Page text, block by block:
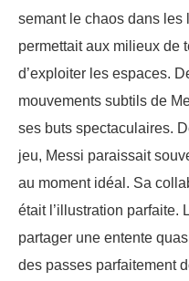
semant le chaos dans
permettait aux milieux de
d’exploiter les espaces.
mouvements subtils de
ses buts spectaculaires.
jeu, Messi paraissait
au moment idéal. Sa
était l’illustration parfaite.
partager une entente
des passes parfaitement